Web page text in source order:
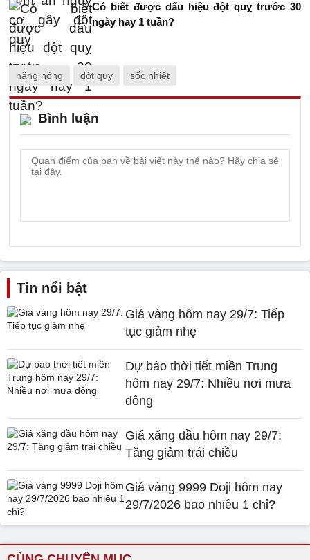
Có biết được dấu hiệu đột quỵ trước 30
ngày hay 1 tuần?
nắng nóng đột quỵ sốc nhiệt
Bình luận
Tin nổi bật
Giá vàng hôm nay 29/7: Tiếp
tục giảm nhẹ
Dự báo thời tiết miền Trung
hôm nay 29/7: Nhiều nơi mưa
dông
Giá xăng dầu hôm nay 29/7:
Tăng giảm trái chiều
Giá vàng 9999 Doji hôm nay
29/7/2026 bao nhiêu 1 chỉ?